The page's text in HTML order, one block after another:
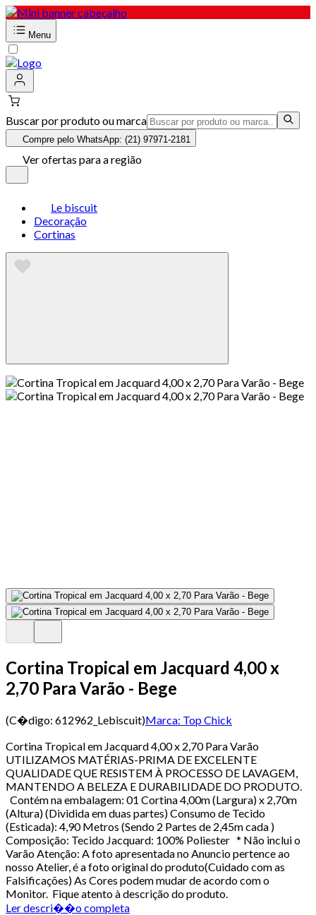
Menu
Buscar por produto ou marca
Compre pelo WhatsApp: (21) 97971-2181
Ver ofertas para a região
Le biscuit
Decoração
Cortinas
Cortina Tropical em Jacquard 4,00 x
2,70 Para Varão - Bege
(C�digo: 612962_Lebiscuit)Marca: Top Chick
Cortina Tropical em Jacquard 4,00 x 2,70 Para Varão
UTILIZAMOS MATÉRIAS-PRIMA DE EXCELENTE
QUALIDADE QUE RESISTEM À PROCESSO DE LAVAGEM,
MANTENDO A BELEZA E DURABILIDADE DO PRODUTO.
Contém na embalagem: 01 Cortina 4,00m (Largura) x 2,70m
(Altura) (Dividida em duas partes) Consumo de Tecido
(Esticada): 4,90 Metros (Sendo 2 Partes de 2,45m cada )
Composição: Tecido Jacquard: 100% Poliester * Não inclui o
Varão Atenção: A foto apresentada no Anuncio pertence ao
nosso Atelier, é a foto original do produto(Cuidado com as
Falsificações) As Cores podem mudar de acordo com o
Monitor. Fique atento à descrição do produto.
Ler descri��o completa